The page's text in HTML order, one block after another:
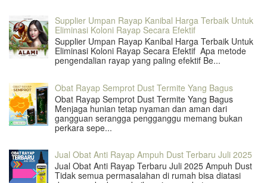
Supplier Umpan Rayap Kanibal Harga Terbaik Untuk
Eliminasi Koloni Rayap Secara Efektif
Supplier Umpan Rayap Kanibal Harga Terbaik Untuk
Eliminasi Koloni Rayap Secara Efektif Apa metode
pengendalian rayap yang paling efektif Be...
Obat Rayap Semprot Dust Termite Yang Bagus
Obat Rayap Semprot Dust Termite Yang Bagus
Menjaga hunian tetap nyaman dan aman dari
gangguan serangga pengganggu memang bukan
perkara sepe...
Jual Obat Anti Rayap Ampuh Dust Terbaru Juli 2025
Jual Obat Anti Rayap Terbaru Juli 2025 Ampuh Dust
Tidak semua permasalahan di rumah bisa diatasi